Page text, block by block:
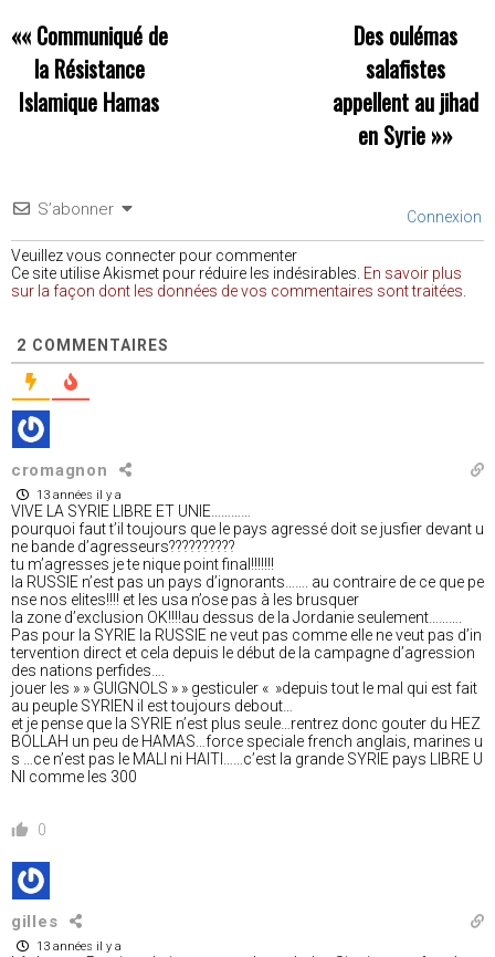
«« Communiqué de
la Résistance
Islamique Hamas
Des oulémas
salafistes
appellent au jihad
en Syrie »»
S’abonner Connexion
Veuillez vous connecter pour commenter
Ce site utilise Akismet pour réduire les indésirables. En savoir plus
sur la façon dont les données de vos commentaires sont traitées
2 COMMENTAIRES
cromagnon
13 années il y a
VIVE LA SYRIE LIBRE ET UNIE…………
pourquoi faut t’il toujours que le pays agressé doit se jusfier devant u
ne bande d’agresseurs??????????
tu m’agresses je te nique point final!!!!!!!
la RUSSIE n’est pas un pays d’ignorants……. au contraire de ce que pe
nse nos elites!!!! et les usa n’ose pas à les brusquer
la zone d’exclusion OK!!!!au dessus de la Jordanie seulement……….
Pas pour la SYRIE la RUSSIE ne veut pas comme elle ne veut pas d’in
tervention direct et cela depuis le début de la campagne d’agression
des nations perfides….
jouer les » » GUIGNOLS » » gesticuler « »depuis tout le mal qui est fait
au peuple SYRIEN il est toujours debout…
et je pense que la SYRIE n’est plus seule…rentrez donc gouter du HEZ
BOLLAH un peu de HAMAS…force speciale french anglais, marines u
s …ce n’est pas le MALI ni HAITI……c’est la grande SYRIE pays LIBRE U
NI comme les 300
0
gilles
13 années il y a